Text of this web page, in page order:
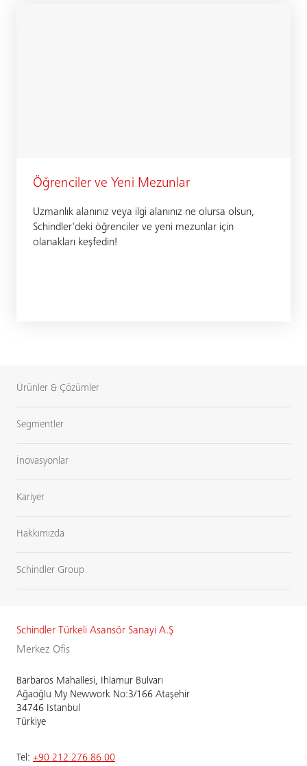
Öğrenciler ve Yeni Mezunlar
Uzmanlık alanınız veya ilgi alanınız ne olursa olsun,
Schindler'deki öğrenciler ve yeni mezunlar için
olanakları keşfedin!
Ürünler & Çözümler
Segmentler
İnovasyonlar
Kariyer
Hakkımızda
Schindler Group
Schindler Türkeli Asansör Sanayi A.Ş
Merkez Ofis
Barbaros Mahallesi, Ihlamur Bulvarı
Ağaoğlu My Newwork No:3/166 Ataşehir
34746 Istanbul
Türkiye
Tel: +90 212 276 86 00